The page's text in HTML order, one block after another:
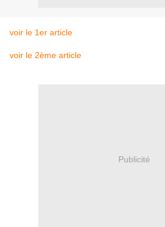
voir le 1er article
voir le 2ème article
Publicité